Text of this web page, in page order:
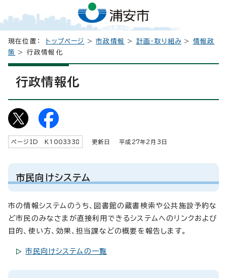
現在位置： トップページ >市政情報 > 計画・取り組み > 情報政
策
> 行政情報化
行政情報化
ページID K 1003338 更新日 平成 27年2月3日
市民向けシステム
市の情報システムのうち、図書館の蔵書検索や公共施設予約な
ど市民のみなさまが直接利用できるシステムへのリンクおよび
目的、使い方、効果、担当課などの概要を報告します。
市民向けシステムの一覧